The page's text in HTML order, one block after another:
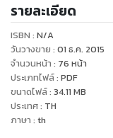
personally show
Published monthly
longest running
comprehensive
interesting,
and insightful
nightlife, shopping,
รายละเอียด
ISBN : N/A
วันวางขาย : 01 ธ.ค. 2015
จำนวนหน้า : 76 หน้า
ประเภทไฟล์: PDF
ขนาดไฟล์: 34.11 MB
ประเทศ: TH
ภาษา : th